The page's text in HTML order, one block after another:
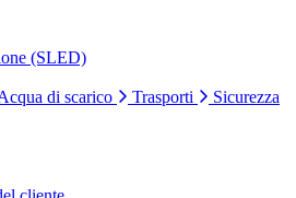
(SLED)
di scarico Trasporti
Sicurezza